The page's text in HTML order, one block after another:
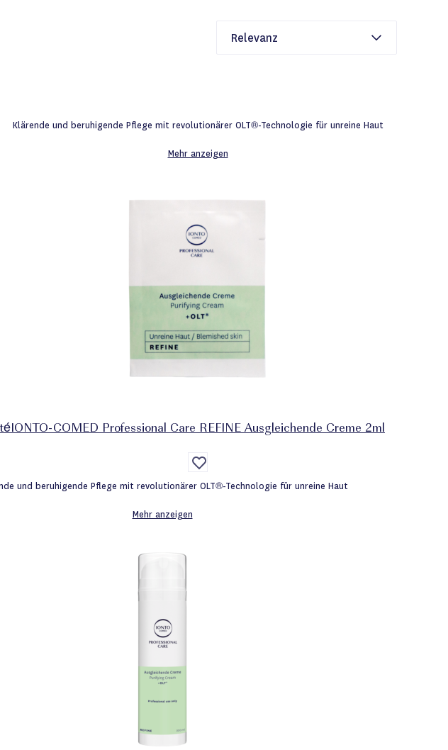
Klärende und beruhigende Pflege mit revolutionärer OLT®-Technologie für unreine Haut
Mehr anzeigen
IONTO-COMED Professional Care REFINE Ausgleichende Creme 2ml
Auf
die
Wunschliste
und beruhigende Pflege mit revolutionärer OLT®-Technologie für unreine Haut
Mehr anzeigen